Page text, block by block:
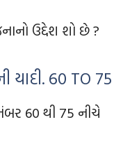
ઉદ્દેશ શો છે ?
60 TO 75
60 થી 75 નીચે